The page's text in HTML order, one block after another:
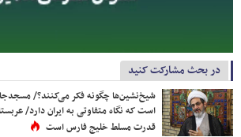
در بحث مشارکت کنید
شیخ‌نشین‌ها چگونه فکر می‌کنند؟/
است که نگاه متفاوتی به ایران دارد/
قدرت مسلط خلیج فارس است